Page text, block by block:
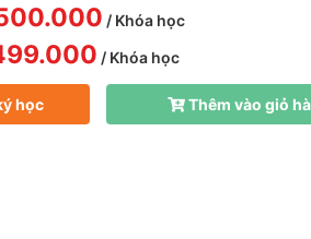
/ Khóa học
/ Khóa học
học Thêm vào giỏ